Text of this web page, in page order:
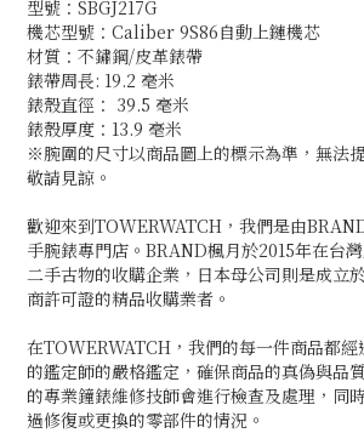
型號：SBGJ217G
機芯型號：Caliber 9S86自動上鏈機芯
材質：不鏽鋼/皮革錶帶
錶帶周長: 19.2 毫米
錶殼直徑： 39.5 毫米
錶殼厚度：13.9 毫米
※腕圍的尺寸以商品圖上的標示為準，無法
敬請見諒。
歡迎來到TOWERWATCH，我們是由
手腕錶專門店。BRAND楓月於2015年在台
二手古物的收購企業，日本母公司則是成立
商許可證的精品收購業者。
在TOWERWATCH，我們的每一件商品都
的鑑定師的嚴格鑑定，確保商品的真偽與品
的專業鐘錶維修技師會進行檢查及處理，同
過修復或更換的零部件的情況。